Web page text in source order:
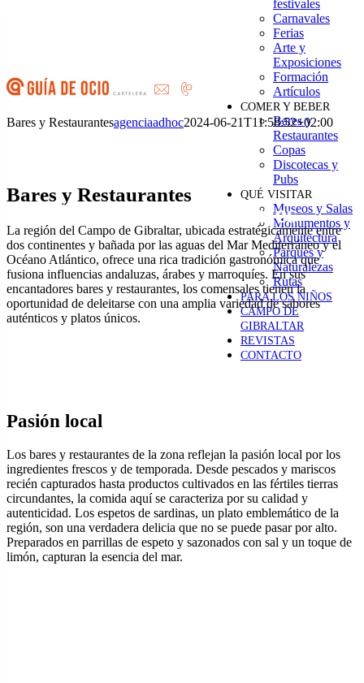
festivales
Carnavales
Ferias
Arte y
Exposiciones
Formación
Artículos
COMER Y BEBER
Bares y
Restaurantes
Copas
Discotecas y
Pubs
QUÉ VISITAR
Museos y Salas
Monumentos y
Arquitectura
Parques y
Naturalezas
Rutas
PARA LOS NIÑOS
CAMPO DE
GIBRALTAR
REVISTAS
CONTACTO
Bares y Restaurantesagenciaadhoc2024-06-21T11:58:52+02:00
Bares y Restaurantes
Bares y Restaurantes
La región del Campo de Gibraltar, ubicada estratégicamente entre
dos continentes y bañada por las aguas del Mar Mediterráneo y el
Océano Atlántico, ofrece una rica tradición gastronómica que
fusiona influencias andaluzas, árabes y marroquíes. En sus
encantadores bares y restaurantes, los comensales tienen la
oportunidad de deleitarse con una amplia variedad de sabores
auténticos y platos únicos.
Pasión local
Los bares y restaurantes de la zona reflejan la pasión local por los
ingredientes frescos y de temporada. Desde pescados y mariscos
recién capturados hasta productos cultivados en las fértiles tierras
circundantes, la comida aquí se caracteriza por su calidad y
autenticidad. Los espetos de sardinas, un plato emblemático de la
región, son una verdadera delicia que no se puede pasar por alto.
Preparados en parrillas de espeto y sazonados con sal y un toque de
limón, capturan la esencia del mar.